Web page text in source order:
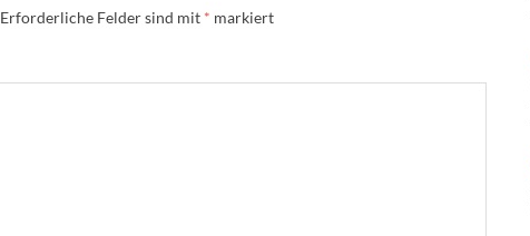
Erforderliche Felder sind mit * markiert